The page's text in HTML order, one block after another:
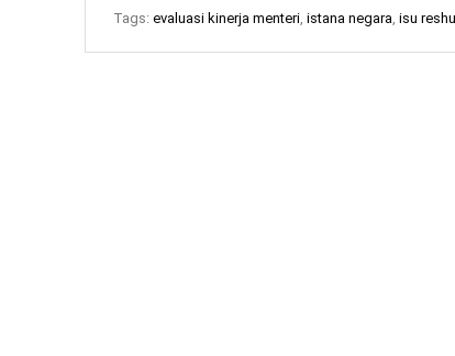
Tags: evaluasi kinerja menteri, istana negara, isu